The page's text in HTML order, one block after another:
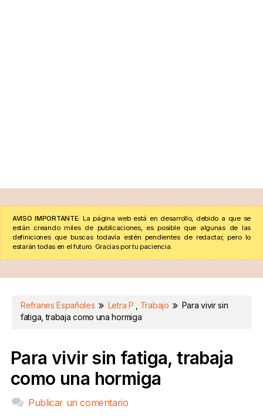
AVISO IMPORTANTE: La página web está en desarrollo, debido a que se
están creando miles de publicaciones, es posible que algunas de las
definiciones que buscas todavía estén pendientes de redactar, pero lo
estarán todas en el futuro. Gracias por tu paciencia.
Refranes Españoles Letra P Trabajo
Para vivir sin
fatiga, trabaja como una hormiga
Para vivir sin fatiga, trabaja
como una hormiga
Publicar un comentario